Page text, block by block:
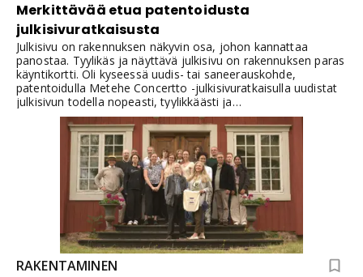
Merkittävää etua patentoidusta
julkisivuratkaisusta
Julkisivu on rakennuksen näkyvin osa, johon kannattaa
panostaa. Tyylikäs ja näyttävä julkisivu on rakennuksen paras
käyntikortti. Oli kyseessä uudis- tai saneerauskohde,
patentoidulla Metehe Concertto -julkisivuratkaisulla uudistat
julkisivun todella nopeasti, tyylikkäästi ja
kustannustehokkaasti. Concertto-peltijulkisivu on helppo
toteuttaa alkaen suunnittelusta työmaatoteutukseen ja
soveltuu erinomaisesti niin teollisuushalleihin kuin
kaupparakennuksiin ja toimistorakennuksiin.Tutustu tästä
artikkelista lisää Concertto -julkisivuratkaisun ominaisuuksiin
ja erilaisiin referenssikohteisiin.
RAKENTAMINEN